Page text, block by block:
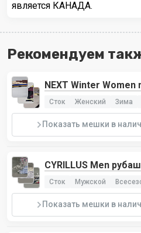
является КАНАДА.
Рекомендуем
NEXT Winter Women
Сток Женский Зима
Показать мешки в
CYRILLUS Men
Сток Мужской
Показать мешки в